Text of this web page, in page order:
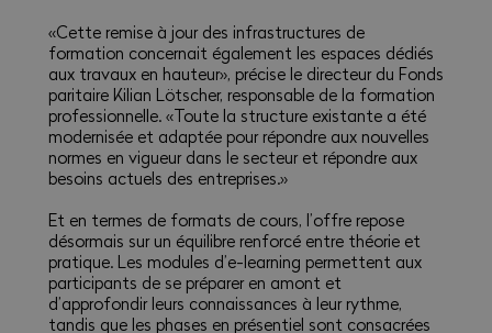
«Cette remise à jour des infrastructures de
formation concernait également les espaces dédiés
aux travaux en hauteur», précise le directeur du Fonds
paritaire Kilian Lötscher, responsable de la formation
professionnelle. «Toute la structure existante a été
modernisée et adaptée pour répondre aux nouvelles
normes en vigueur dans le secteur et répondre aux
besoins actuels des entreprises.»
Et en termes de formats de cours, l’offre repose
désormais sur un équilibre renforcé entre théorie et
pratique. Les modules d’e-learning permettent aux
participants de se préparer en amont et
d’approfondir leurs connaissances à leur rythme,
tandis que les phases en présentiel sont consacrées